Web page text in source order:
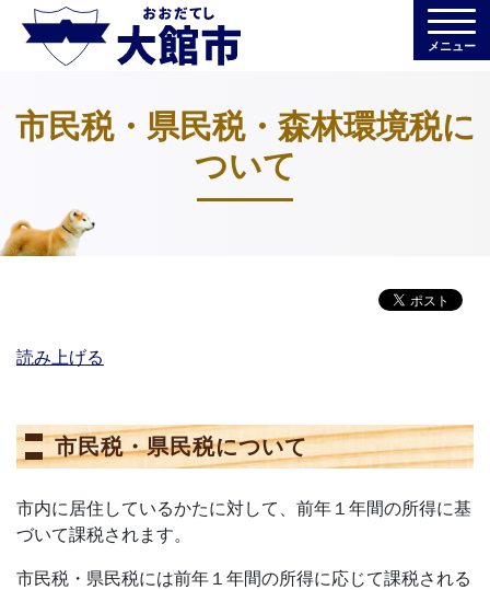
メニュー
市民税・県民税・森林環境税に
ついて
読み上げる
市民税・県民税について
市内に居住しているかたに対して、前年１年間の所得に基
づいて課税されます。
市民税・県民税には前年１年間の所得に応じて課税される